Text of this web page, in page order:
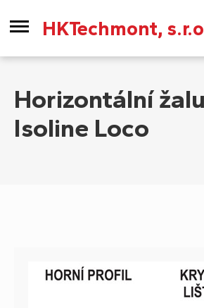
HKTechmont,
Horizontální
Isoline Loco